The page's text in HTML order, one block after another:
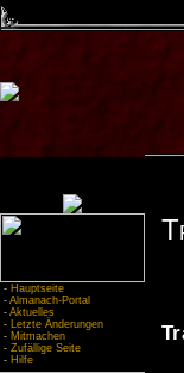
- Hauptseite
- Almanach-Portal
- Aktuelles
- Letzte Änderungen
- Mitmachen
- Zufällige Seite
- Hilfe